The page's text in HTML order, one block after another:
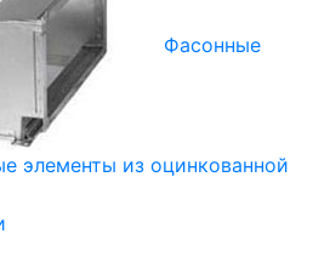
Фасонные
элементы из оцинкованной